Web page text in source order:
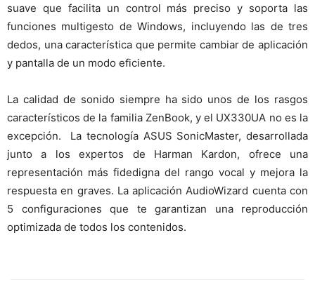
suave que facilita un control más preciso y soporta las
funciones multigesto de Windows, incluyendo las de tres
dedos, una característica que permite cambiar de aplicación
y pantalla de un modo eficiente.
La calidad de sonido siempre ha sido unos de los rasgos
característicos de la familia ZenBook, y el UX330UA no es la
excepción. La tecnología ASUS SonicMaster, desarrollada
junto a los expertos de Harman Kardon, ofrece una
representación más fidedigna del rango vocal y mejora la
respuesta en graves. La aplicación AudioWizard cuenta con
5 configuraciones que te garantizan una reproducción
optimizada de todos los contenidos.